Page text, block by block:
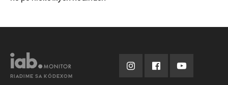
RIADIME SA KÓDEXOM